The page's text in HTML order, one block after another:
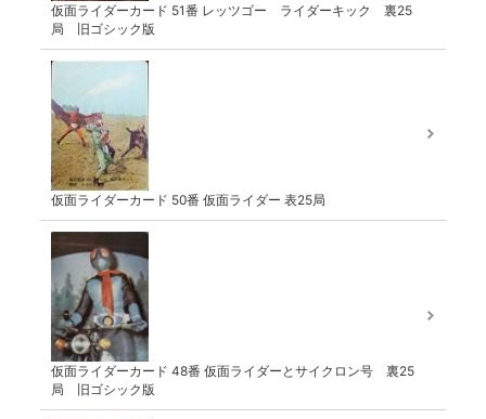
仮面ライダーカード 51番 レッツゴー ライダーキック 裏25
局 旧ゴシック版
仮面ライダーカード 50番 仮面ライダー 表25局
仮面ライダーカード 48番 仮面ライダーとサイクロン号 裏25
局 旧ゴシック版